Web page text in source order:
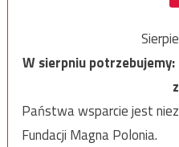
W sierpniu potrzebujemy:
Państwa wsparcie jest
Fundacji Magna Polonia.